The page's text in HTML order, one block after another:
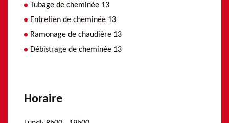
Tubage de cheminée 13
Entretien de cheminée 13
Ramonage de chaudière 13
Débistrage de cheminée 13
Horaire